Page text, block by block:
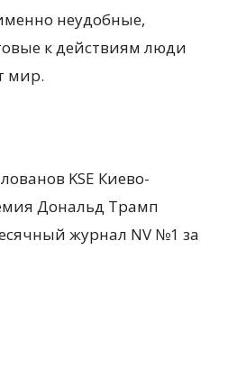
неудобные,
к действиям люди
мир.
KSE Киево-
Дональд Трамп
журнал NV №1 за